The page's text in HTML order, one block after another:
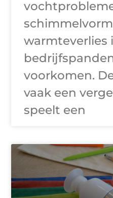
warmteverlies
voorkomen.
vaak een
speelt een